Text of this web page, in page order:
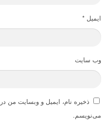
ایمیل *
وب‌ سایت
ذخیره نام، ایمیل و وبسایت من
می‌نویسم.